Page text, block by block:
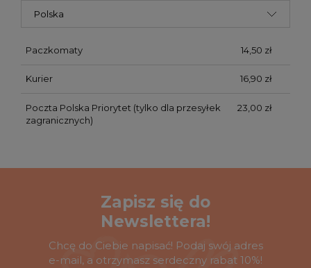
Paczkomaty 14,50 zł
Kurier 16,90 zł
Poczta Polska Priorytet (tylko dla przesyłek
zagranicznych)
23,00 zł
Zapisz się do
Newslettera!
Chcę do Ciebie napisać! Podaj swój adres
e-mail, a otrzymasz serdeczny rabat 10%!